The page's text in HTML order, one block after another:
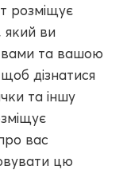
розміщує
який ви
вами та вашою
дізнатися
та іншу
вас
цю